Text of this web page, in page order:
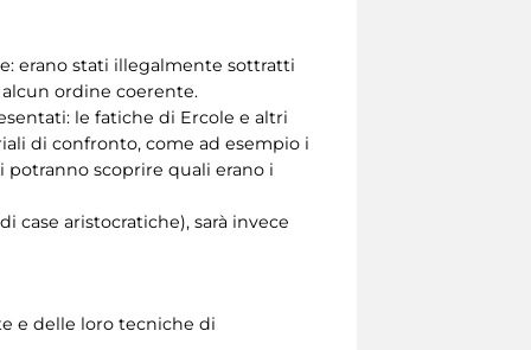
erano stati illegalmente sottratti
alcun ordine coerente.
le fatiche di Ercole e altri
di confronto, come ad esempio i
potranno scoprire quali erano i
case aristocratiche), sarà invece
e delle loro tecniche di